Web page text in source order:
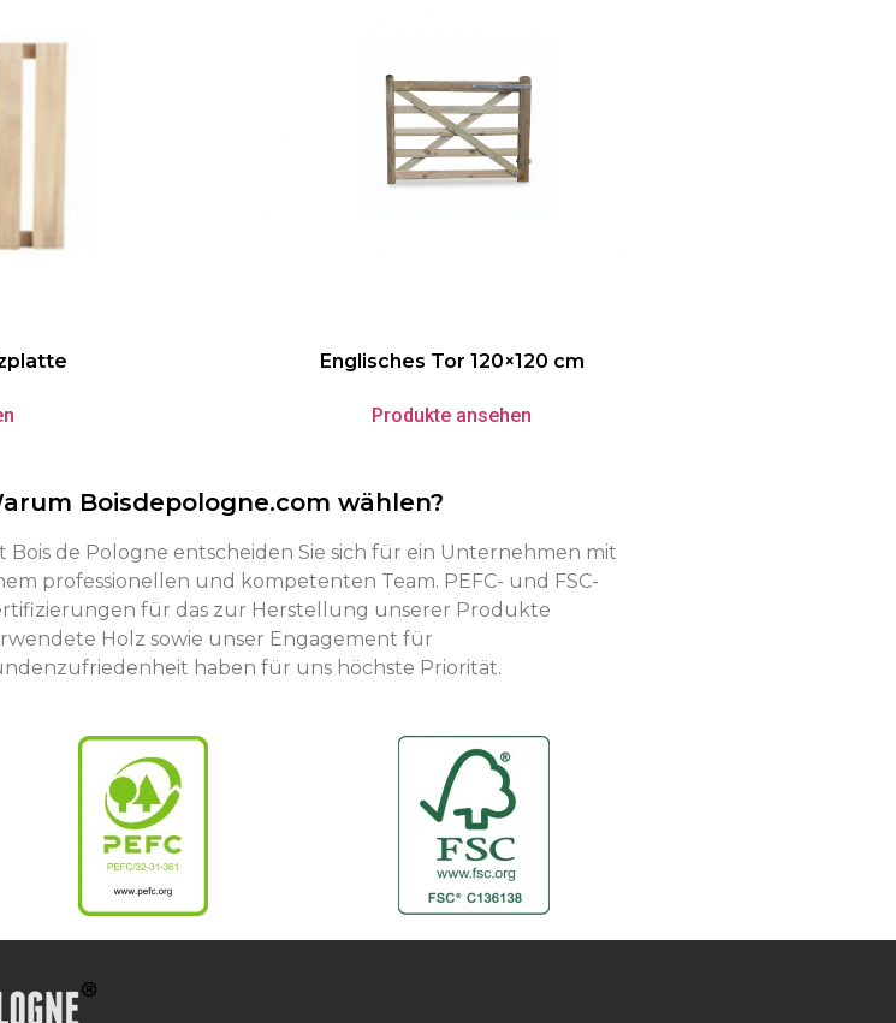
Englisches Tor 120×120 cm
Produkte ansehen
Boisdepologne.com wählen?
Bois de Pologne entscheiden Sie sich für ein Unternehmen mit
professionellen und kompetenten Team. PEFC- und FSC-
für das zur Herstellung unserer Produkte
Holz sowie unser Engagement für
haben für uns höchste Priorität.